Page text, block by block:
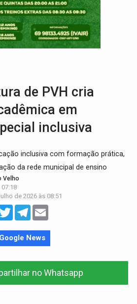
Brasil tem grandes reservas de urânio, mas produz pouco e
capturada na fábrica da Coca-Cola é
Cientistas cassados pelo AI-5 se tornam pesquisadores
de PVH cria
em
inclusiva
inclusiva com formação prática,
da rede municipal de ensino
Velho
de 2026 às 08:51
TwitterTelegram
News
no Whatsapp